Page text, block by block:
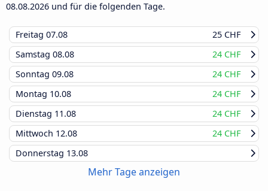
08.08.2026 und für die folgenden Tage.
Freitag 07.08
25 CHF
Samstag 08.08
24 CHF
Sonntag 09.08
24 CHF
Montag 10.08
24 CHF
Dienstag 11.08
24 CHF
Mittwoch 12.08
24 CHF
Donnerstag 13.08
Mehr Tage anzeigen